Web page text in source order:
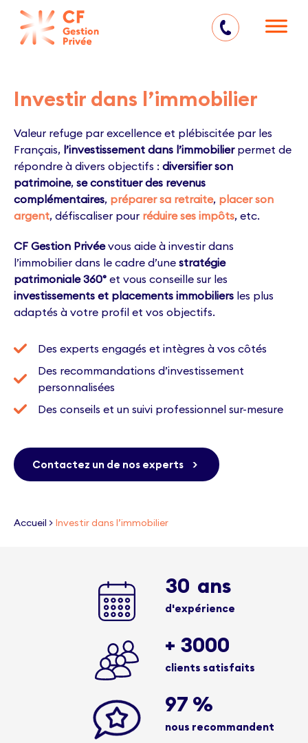
Investir dans l’immobilier
Valeur refuge par excellence et plébiscitée par les
Français, l’investissement dans l’immobilierpermet de
répondre à divers objectifs : diversifier son
patrimoine, se constituer des revenus
complémentaires, préparer sa retraite, placer son
argent, défiscaliser pour réduire ses impôts, etc.
CF Gestion Privéevous aide à investir dans
l’immobilier dans le cadre d’une stratégie
patrimoniale 360° et vous conseille sur les
investissements et placements immobiliers les plus
adaptés à votre profil et vos objectifs.
Des experts engagés et intègres à vos côtés
Des recommandations d’investissement
personnalisées
Des conseils et un suivi professionnel sur-mesure
Contactez un de nos experts >
Accueil > Investir dans l’immobilier
30 ans
d'expérience
+ 3000
clients satisfaits
97 %
nous recommandent